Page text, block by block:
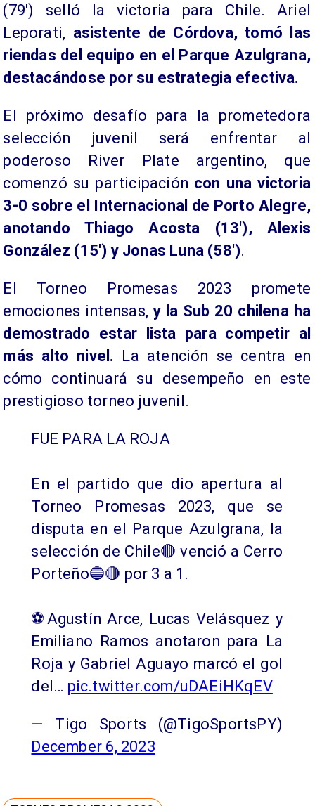
(79′) selló la victoria para Chile. Ariel
Leporati, asistente de Córdova, tomó las
riendas del equipo en el Parque Azulgrana,
destacándose por su estrategia efectiva.
El próximo desafío para la prometedora
selección juvenil será enfrentar al
poderoso River Plate argentino, que
comenzó su participación con una victoria
3-0 sobre el Internacional de Porto Alegre,
anotando Thiago Acosta (13′), Alexis
González (15′) y Jonas Luna (58′).
El Torneo Promesas 2023 promete
emociones intensas, y la Sub 20 chilena ha
demostrado estar lista para competir al
más alto nivel. La atención se centra en
cómo continuará su desempeño en este
prestigioso torneo juvenil.
FUE PARA LA ROJA
En el partido que dio apertura al
Torneo Promesas 2023, que se
disputa en el Parque Azulgrana, la
selección de Chile🔴 venció a Cerro
Porteño🔵🔴 por 3 a 1.
⚽️Agustín Arce, Lucas Velásquez y
Emiliano Ramos anotaron para La
Roja y Gabriel Aguayo marcó el gol
del… pic.twitter.com/uDAEiHKqEV
— Tigo Sports (@TigoSportsPY)
December 6, 2023